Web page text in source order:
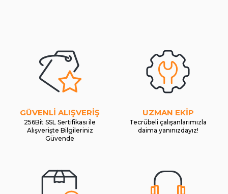
GÜVENLİ ALIŞVERİŞ
256Bit SSL Sertifikası ile
Alışverişte Bilgileriniz
Güvende
UZMAN EKİP
Tecrübeli çalışanlarımızla
daima yanınızdayız!